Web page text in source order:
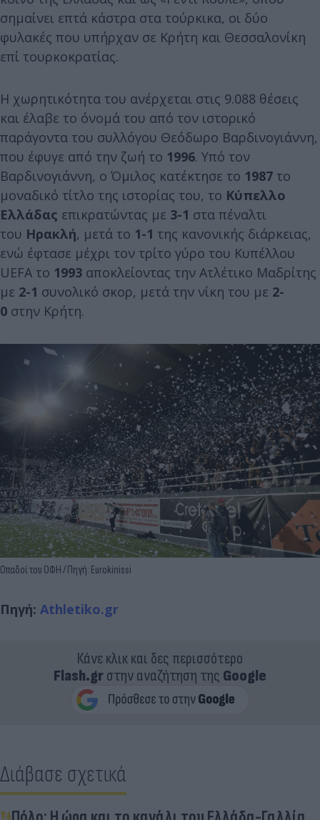
σημαίνει επτά κάστρα στα τούρκικα, οι δύο
φυλακές που υπήρχαν σε Κρήτη και Θεσσαλονίκη
επί τουρκοκρατίας.
Η χωρητικότητα του ανέρχεται στις 9.088 θέσεις
και έλαβε το όνομά του από τον ιστορικό
παράγοντα του συλλόγου Θεόδωρο Βαρδινογιάννη,
που έφυγε από την ζωή το 1996. Υπό τον
Βαρδινογιάννη, ο Όμιλος κατέκτησε το 1987 το
μοναδικό τίτλο της ιστορίας του, το Κύπελλο
Ελλάδας επικρατώντας με 3-1 στα πέναλτι
του Ηρακλή, μετά το 1-1 της κανονικής διάρκειας,
ενώ έφτασε μέχρι τον τρίτο γύρο του Κυπέλλου
UEFA το 1993 αποκλείοντας την Ατλέτικο Μαδρίτης
με 2-1 συνολικό σκορ, μετά την νίκη του με 2-
0 στην Κρήτη.
Οπαδοί του ΟΦΗ / Πηγή: Eurokinissi
Πηγή: Athletiko.gr
Κάνε κλικ και δες περισσότερο
Flash.grστην αναζήτηση της Google
Διάβασε σχετικά